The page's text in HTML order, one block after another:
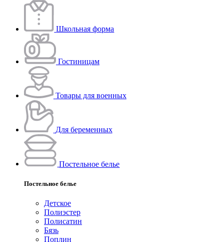
Школьная форма
Гостиницам
Товары для военных
Для беременных
Постельное белье
Постельное белье
Детское
Полиэстeр
Полисатин
Бязь
Поплин